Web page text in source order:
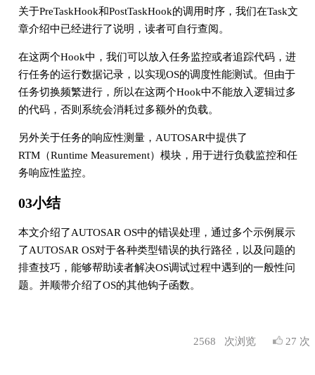
关于PreTaskHook和PostTaskHook的调用时序，我们在Task文
章介绍中已经进行了说明，读者可自行查阅。
在这两个Hook中，我们可以放入任务监控或者追踪代码，进
行任务的运行数据记录，以实现OS的调度性能测试。但由于
任务切换频繁进行，所以在这两个Hook中不能放入逻辑过多
的代码，否则系统会消耗过多额外的负载。
另外关于任务的响应性测量，AUTOSAR中提供了
RTM（Runtime Measurement）模块，用于进行负载监控和任
务响应性监控。
03小结
本文介绍了AUTOSAR OS中的错误处理，通过多个示例展示
了AUTOSAR OS对于各种类型错误的执行路径，以及问题的
排查技巧，能够帮助读者解决OS调试过程中遇到的一般性问
题。并顺带介绍了OS的其他钩子函数。
2568 次浏览 27 次